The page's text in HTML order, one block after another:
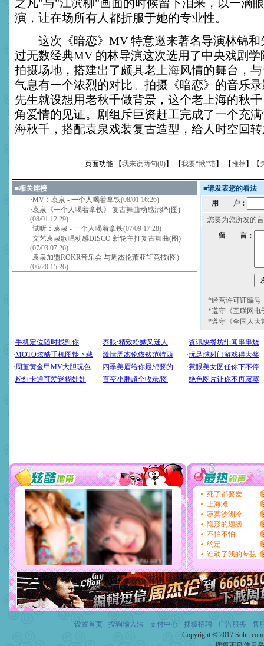
之凡"与"江滨柳"画面的时候留下泪来，以一滴
演，让在场所有人都折服于她的专业性。
这次《暗恋》MV 特意邀来著名导演林锦和
过无数经典MV 的林导演这次选用了中央戏剧
拍摄场地，搭建出了颇具老 上海风情的舞台，
气息有一个浓烈的对比。拍摄《暗恋》的音乐
先生就设想用老秋千做背景，这个老上海的秋
角爱情的见证。剧组斥巨资赶工完成了一个充
海秋千，搭配袁泉戏装复古造型，给人时空回
页面功能 【我来说两句(0)】 【我要“揪”错】 【推荐】【
■相关连接
·MV：袁泉 - 一个人喝着拿铁(08/01 16:26)
·袁泉《一个人喝着拿铁》 复古舞曲动感演绎(图)
(08/01 12:29)
·试听：袁泉 - 一个人喝着拿铁(07/09 17:28)
·文艺袁泉歌唱动感DISCO 新轮主打复古舞曲(图)
(07/03 07:26)
·袁泉加盟ROKR音乐会 与周杰伦萧亚轩竞技(图)
(06/20 15:26)
■请发表您的看法
用 户：
您要为您所发的
留 言：
*经营许可证编号
*遵守《互联网电
*遵守《全国人大
设置首页 - 搜狗输入法 - 支付中心- 搜狐招聘- 广告服务 - 客
Copyright © 2017